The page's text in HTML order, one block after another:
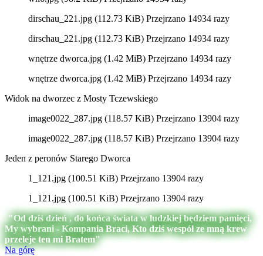
dirschau_221.jpg (112.73 KiB) Przejrzano 14934 razy
dirschau_221.jpg (112.73 KiB) Przejrzano 14934 razy
wnętrze dworca.jpg (1.42 MiB) Przejrzano 14934 razy
wnętrze dworca.jpg (1.42 MiB) Przejrzano 14934 razy
Widok na dworzec z Mosty Tczewskiego
image0022_287.jpg (118.57 KiB) Przejrzano 13904 razy
image0022_287.jpg (118.57 KiB) Przejrzano 13904 razy
Jeden z peronów Starego Dworca
1_121.jpg (100.51 KiB) Przejrzano 13904 razy
1_121.jpg (100.51 KiB) Przejrzano 13904 razy
"Od dziś dzień , do końca świata w ludzkiej będziem pamięci,
My wybrani - Kompania Braci, Kto dziś wespół ze mną krew
przeleje ten mi Bratem"
Na górę